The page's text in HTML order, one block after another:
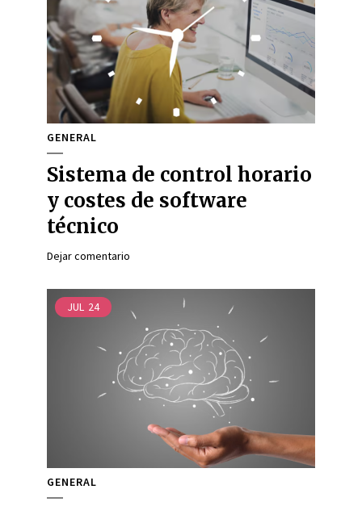
GENERAL
Sistema de control horario
y costes de software
técnico
Dejar comentario
JUL 24
GENERAL